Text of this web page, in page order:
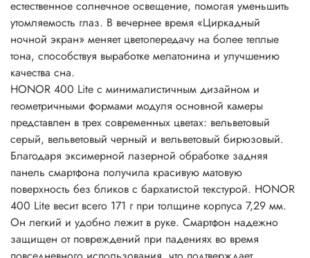
естественное солнечное освещение, помогая уменьшить
утомляемость глаз. В вечернее время «Циркадный
ночной экран» меняет цветопередачу на более теплые
тона, способствуя выработке мелатонина и улучшению
качества сна.
HONOR 400 Lite с минималистичным дизайном и
геометричными формами модуля основной камеры
представлен в трех современных цветах: вельветовый
серый, вельветовый черный и вельветовый бирюзовый.
Благодаря эксимерной лазерной обработке задняя
панель смартфона получила красивую матовую
поверхность без бликов с бархатистой текстурой. HONOR
400 Lite весит всего 171 г при толщине корпуса 7,29 мм.
Он легкий и удобно лежит в руке. Смартфон надежно
защищен от повреждений при падениях во время